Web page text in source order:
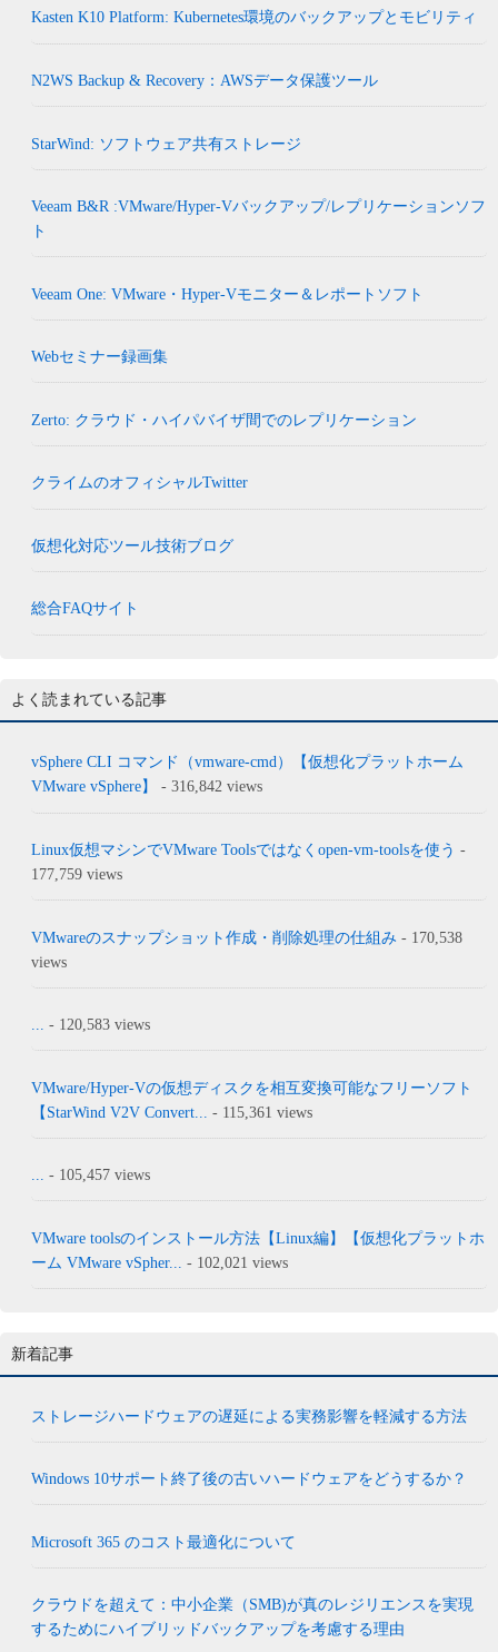
Kasten K10 Platform: Kubernetes環境のバックアップとモビリティ
N2WS Backup & Recovery：AWSデータ保護ツール
StarWind: ソフトウェア共有ストレージ
Veeam B&R :VMware/Hyper-Vバックアップ/レプリケーションソフ
ト
Veeam One: VMware・Hyper-Vモニター＆レポートソフト
Webセミナー録画集
Zerto: クラウド・ハイパバイザ間でのレプリケーション
クライムのオフィシャルTwitter
仮想化対応ツール技術ブログ
総合FAQサイト
よく読まれている記事
vSphere CLI コマンド（vmware-cmd）【仮想化プラットホーム
VMware vSphere】
- 316,842 views
Linux仮想マシンでVMware Toolsではなくopen-vm-toolsを使う -
177,759 views
VMwareのスナップショット作成・削除処理の仕組み - 170,538
views
... - 120,583 views
VMware/Hyper-Vの仮想ディスクを相互変換可能なフリーソフト
【StarWind V2V Convert...
- 115,361 views
... - 105,457 views
VMware toolsのインストール方法【Linux編】【仮想化プラットホ
ーム VMware vSpher...
- 102,021 views
新着記事
ストレージハードウェアの遅延による実務影響を軽減する方法
Windows 10サポート終了後の古いハードウェアをどうするか？
Microsoft 365 のコスト最適化について
クラウドを超えて：中小企業（SMB)が真のレジリエンスを実現
するためにハイブリッドバックアップを考慮する理由